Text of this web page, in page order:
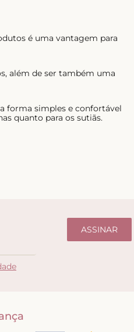
é uma vantagem para
além de ser também uma
forma simples e confortável
quanto para os sutiãs.
ASSINAR